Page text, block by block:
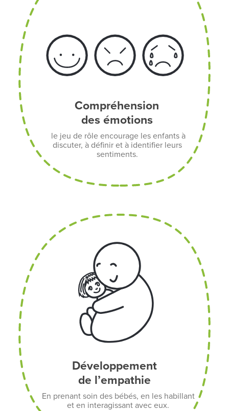
le jeu de rôle encourage les enfants à
discuter, à définir et à identifier leurs
sentiments.
Compréhension
des émotions
En prenant soin des bébés, en les habillant
et en interagissant avec eux.
Développement
de l’empathie